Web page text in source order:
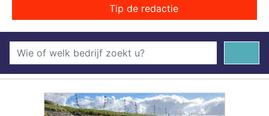
Tip de redactie